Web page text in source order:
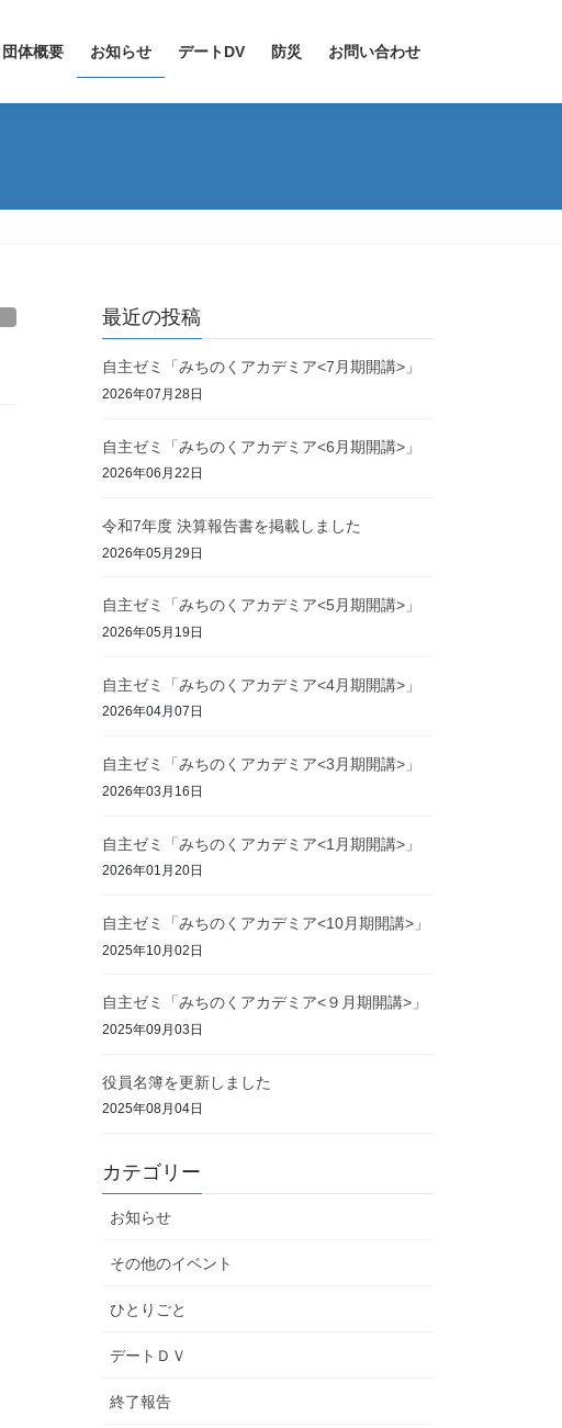
団体概要 お知らせ デートDV 防災 お問い合わせ
最近の投稿
自主ゼミ「みちのくアカデミア<7月期開講>」
2026年07月28日
自主ゼミ「みちのくアカデミア<6月期開講>」
2026年06月22日
令和7年度 決算報告書を掲載しました
2026年05月29日
自主ゼミ「みちのくアカデミア<5月期開講>」
2026年05月19日
自主ゼミ「みちのくアカデミア<4月期開講>」
2026年04月07日
自主ゼミ「みちのくアカデミア<3月期開講>」
2026年03月16日
自主ゼミ「みちのくアカデミア<1月期開講>」
2026年01月20日
自主ゼミ「みちのくアカデミア<10月期開講>」
2025年10月02日
自主ゼミ「みちのくアカデミア<９月期開講>」
2025年09月03日
役員名簿を更新しました
2025年08月04日
カテゴリー
お知らせ
その他のイベント
ひとりごと
デートＤＶ
終了報告